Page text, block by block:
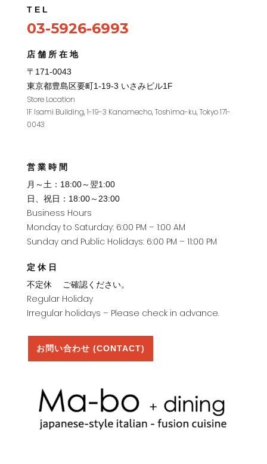
TEL
03-5926-6993
店舗所在地
〒171-0043
東京都豊島区要町1-19-3 いさみビル1F
Store Location
1F Isami Building, 1-19-3 Kanamecho, Toshima-ku, Tokyo 171-
0043
営業時間
月～土：18:00～翌1:00
日、祝日：18:00～23:00
Business Hours
Monday to Saturday: 6:00 PM – 1:00 AM
Sunday and Public Holidays: 6:00 PM – 11:00 PM
定休日
不定休 ご確認ください。
Regular Holiday
Irregular holidays – Please check in advance.
お問い合わせ (CONTACT)